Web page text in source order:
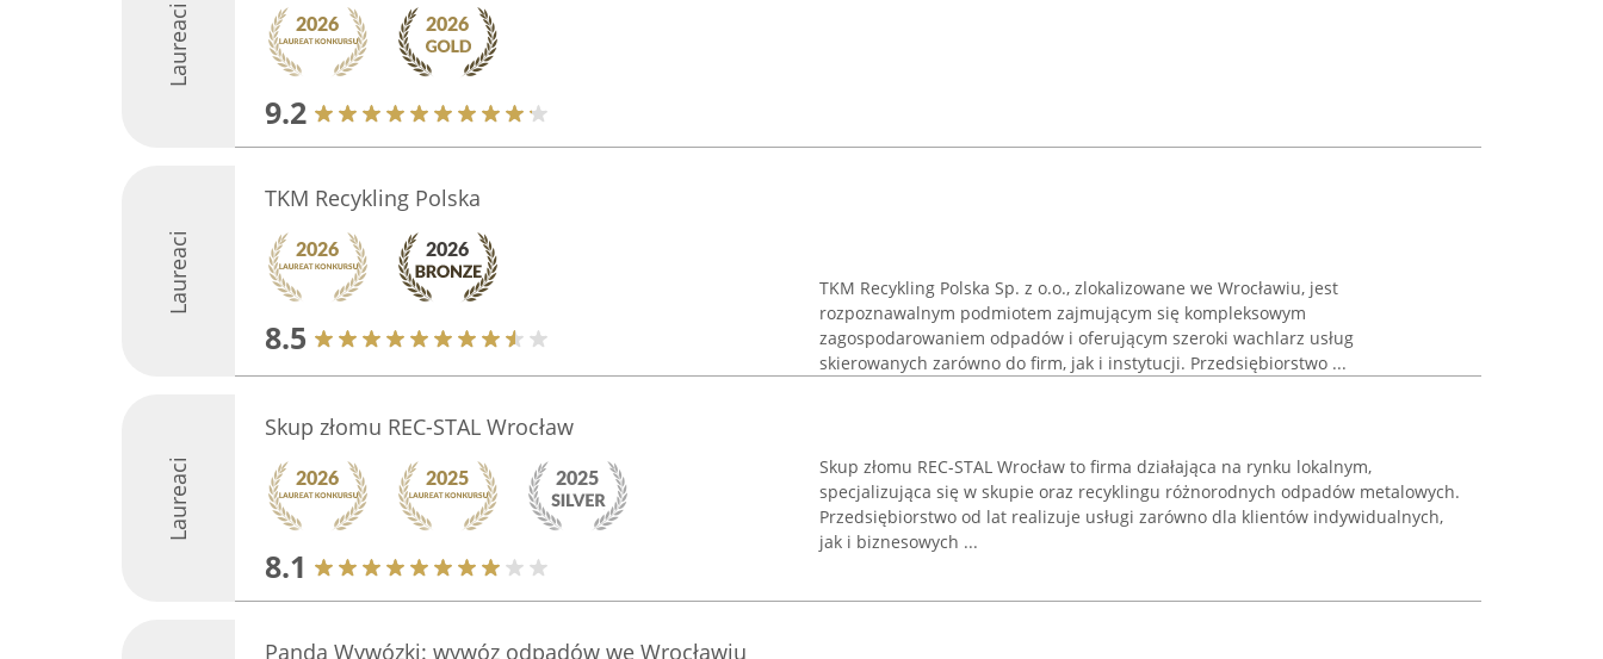
Laureaci
9.2
Laureaci
TKM Recykling Polska
8.5
TKM Recykling Polska Sp. z o.o., zlokalizowane we Wrocławiu, jest
rozpoznawalnym podmiotem zajmującym się kompleksowym
zagospodarowaniem odpadów i oferującym szeroki wachlarz usług
skierowanych zarówno do firm, jak i instytucji. Przedsiębiorstwo ...
Laureaci
Skup złomu REC-STAL Wrocław
8.1
Skup złomu REC-STAL Wrocław to firma działająca na rynku lokalnym,
specjalizująca się w skupie oraz recyklingu różnorodnych odpadów metalowych.
Przedsiębiorstwo od lat realizuje usługi zarówno dla klientów indywidualnych,
jak i biznesowych ...
Panda Wywózki: wywóz odpadów we Wrocławiu